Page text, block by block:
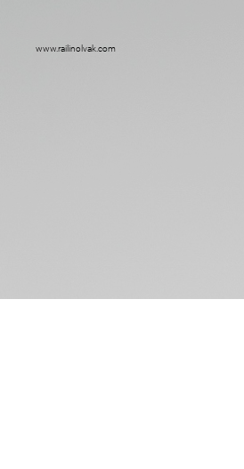
www.railinolvak.com